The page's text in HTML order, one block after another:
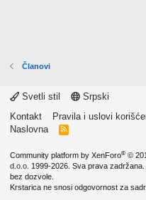
Članovi
Svetli stil
Srpski
Kontakt
Pravila i uslovi
Naslovna
R
Community platform by XenForo® ©
d.o.o. 1999-2026. Sva prava
bez dozvole.
Krstarica ne snosi odgovornost za